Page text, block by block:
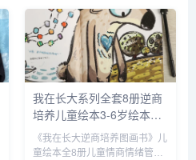
大版本，硬皮精装版，点读即可
发声。内容生动有趣，宝妈必备
亲子读物，提升宝宝动手动脑能
力，...
我在长大系列全套8册逆商
培养儿童绘本3-6岁绘本阅
读幼儿园中班大班儿童书籍
儿童情绪管理与逆商培养绘
《我在长大逆商培养图画书》儿
童绘本全8册儿童情商情绪管